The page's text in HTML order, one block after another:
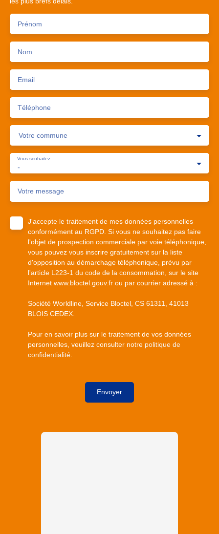
Prénom
Nom
Email
Téléphone
Votre commune
-
Vous souhaitez
Votre message
J'accepte le traitement de mes données personnelles
conformément au RGPD. Si vous ne souhaitez pas faire
l'objet de prospection commerciale par voie téléphonique,
vous pouvez vous inscrire gratuitement sur la liste
d'opposition au démarchage téléphonique, prévu par
l'article L223-1 du code de la consommation, sur le site
Internet www.bloctel.gouv.fr ou par courrier adressé à :
Société Worldline, Service Bloctel, CS 61311, 41013
BLOIS CEDEX.
Pour en savoir plus sur le traitement de vos données
personnelles, veuillez consulter notre politique de
confidentialité
Envoyer